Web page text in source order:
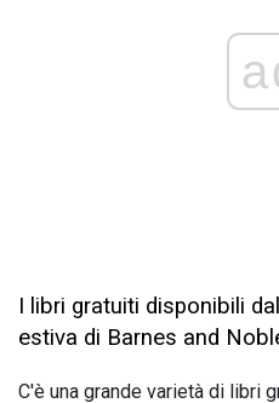
I libri gratuiti disponibili
estiva di Barnes and
C'è una grande varietà di libri